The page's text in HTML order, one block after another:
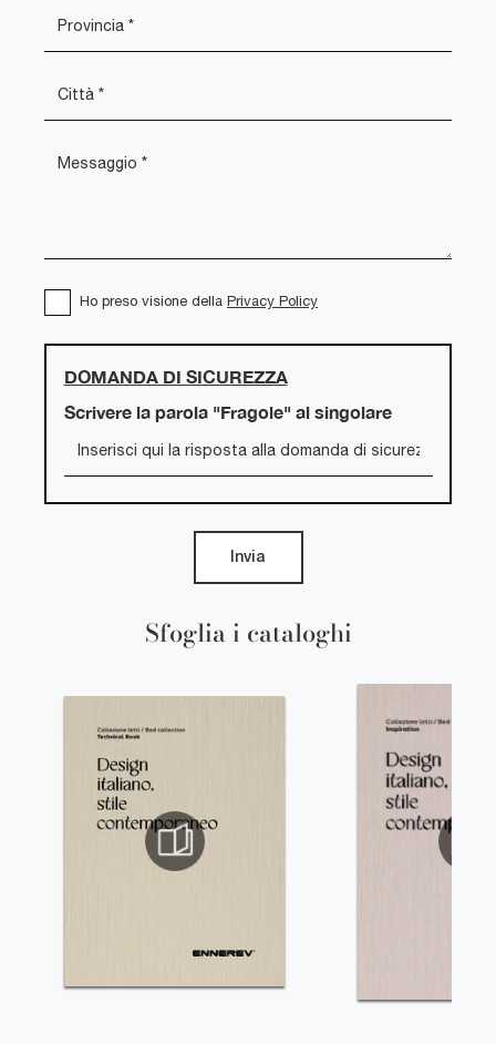
Sfoglia i cataloghi
Ho preso visione della Privacy Policy
DOMANDA DI SICUREZZA
Scrivere la parola "Fragole" al singolare
Invia